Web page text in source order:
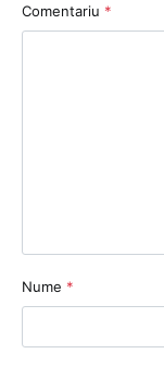
Comentariu *
Nume *